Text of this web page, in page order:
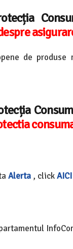
de
Alerta , clickAICI